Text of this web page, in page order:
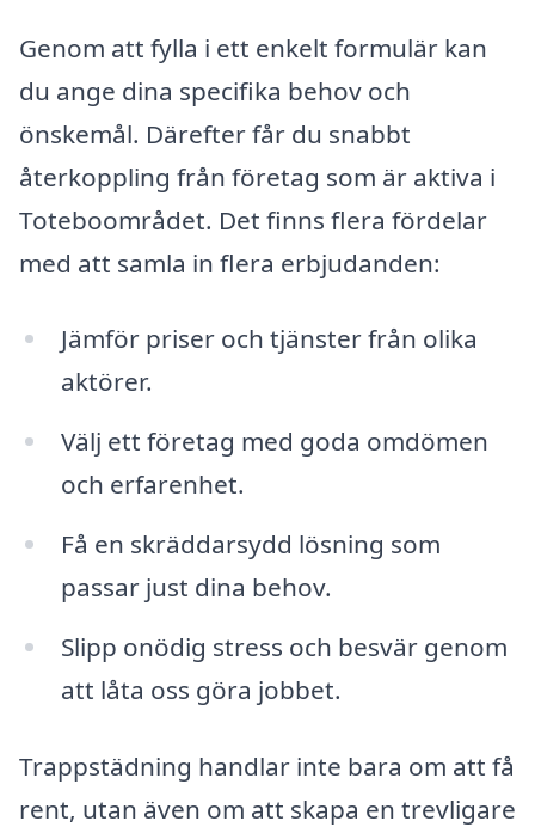
Genom att fylla i ett enkelt formulär kan
du ange dina specifika behov och
önskemål. Därefter får du snabbt
återkoppling från företag som är aktiva i
Toteboområdet. Det finns flera fördelar
med att samla in flera erbjudanden:
Jämför priser och tjänster från olika
aktörer.
Välj ett företag med goda omdömen
och erfarenhet.
Få en skräddarsydd lösning som
passar just dina behov.
Slipp onödig stress och besvär genom
att låta oss göra jobbet.
Trappstädning handlar inte bara om att få
rent, utan även om att skapa en trevligare